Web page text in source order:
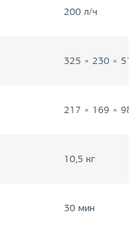
200 л/ч
325 × 230 ×
217 × 169 × 98
10,5 кг
30 мин